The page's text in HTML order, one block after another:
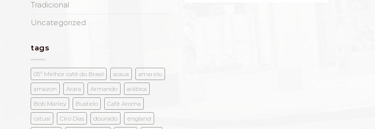
Tradicional
Uncategorized
tags
05º Melhor café do Brasil acaua
amarelo
amazon
Arara Armando
arábica
Bob Marley
Bustelo
Café Aroma
catuai
Ciro Dias dourado
england